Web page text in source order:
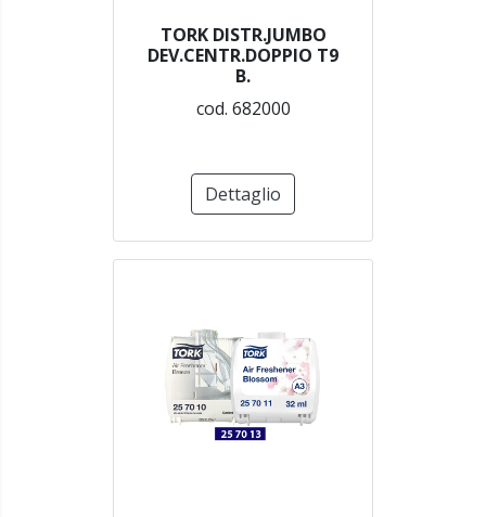
TORK DISTR.JUMBO
DEV.CENTR.DOPPIO T9
B.
cod. 682000
Dettaglio